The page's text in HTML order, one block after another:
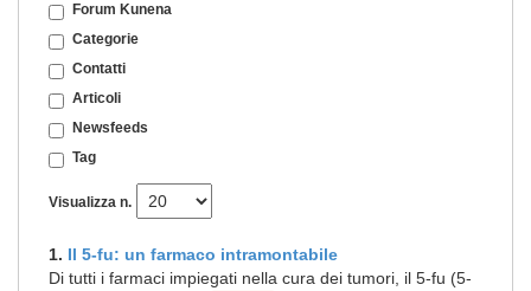
Forum Kunena
Categorie
Contatti
Articoli
Newsfeeds
Tag
Visualizza n.
1. Il 5-fu: un farmaco intramontabile
Di tutti i farmaci impiegati nella cura dei tumori, il 5-fu (5-